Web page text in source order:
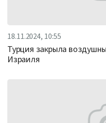
18.11.2024, 10:55
Турция закрыла
Израиля